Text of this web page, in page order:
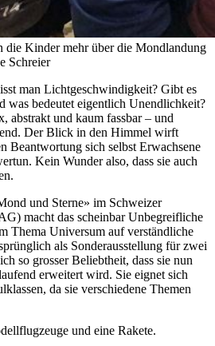
die Kinder mehr über die Mondlandung
Schreier
man Lichtgeschwindigkeit? Gibt es
was bedeutet eigentlich Unendlichkeit?
abstrakt und kaum fassbar – und
Der Blick in den Himmel wirft
Beantwortung sich selbst Erwachsene
Kein Wunder also, dass sie auch
und Sterne» im Schweizer
macht das scheinbar Unbegreifliche
Thema Universum auf verständliche
als Sonderausstellung für zwei
so grosser Beliebtheit, dass sie nun
erweitert wird. Sie eignet sich
da sie verschiedene Themen
und eine Rakete.